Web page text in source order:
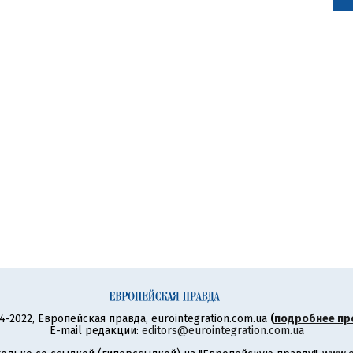
2022, Европейская правда, eurointegration.com.ua (подробнее
E-mail редакции: editors@eurointegration.com.ua